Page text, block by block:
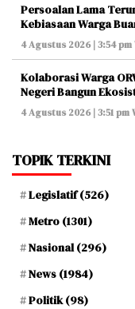
Persoalan Lama
Kebiasaan Warga
4 Agustus 2026 | 3:54 pm
Kolaborasi Warga
Negeri Bangun
4 Agustus 2026 | 3:51 pm
TOPIK TERKINI
Legislatif(526)
Metro (1301)
Nasional(296)
News (1984)
Politik(98)